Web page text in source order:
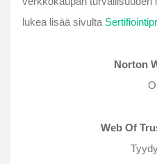
lukea lisää sivulta
Norton
Web Of